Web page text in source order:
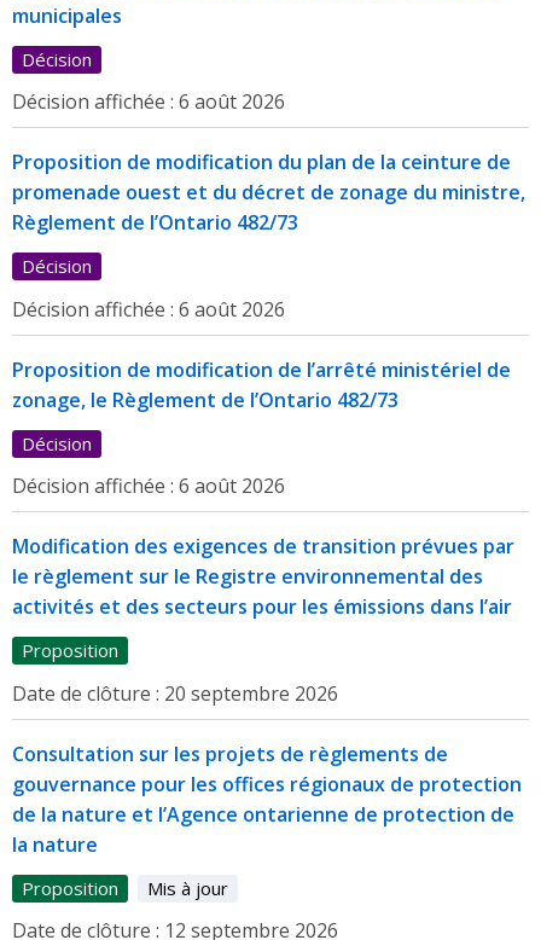
municipales
Décision
Décision affichée : 6 août 2026
Proposition de modification du plan de la ceinture de
promenade ouest et du décret de zonage du ministre,
Règlement de l’Ontario 482/73
Décision
Décision affichée : 6 août 2026
Proposition de modification de l’arrêté ministériel de
zonage, le Règlement de l’Ontario 482/73
Décision
Décision affichée : 6 août 2026
Modification des exigences de transition prévues par
le règlement sur le Registre environnemental des
activités et des secteurs pour les émissions dans l’air
Proposition
Date de clôture : 20 septembre 2026
Consultation sur les projets de règlements de
gouvernance pour les offices régionaux de protection
de la nature et l’Agence ontarienne de protection de
la nature
Proposition Mis à jour
Date de clôture : 12 septembre 2026